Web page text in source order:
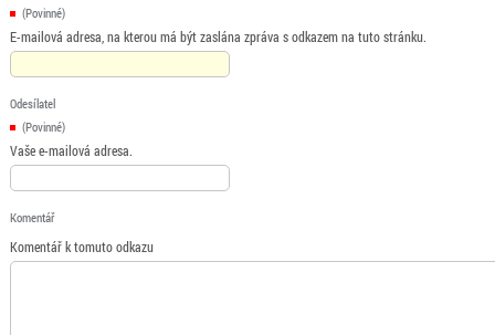
(Povinné)
E-mailová adresa, na kterou má být zaslána zpráva s odkazem na tuto stránku.
Odesílatel
(Povinné)
Vaše e-mailová adresa.
Komentář
Komentář k tomuto odkazu